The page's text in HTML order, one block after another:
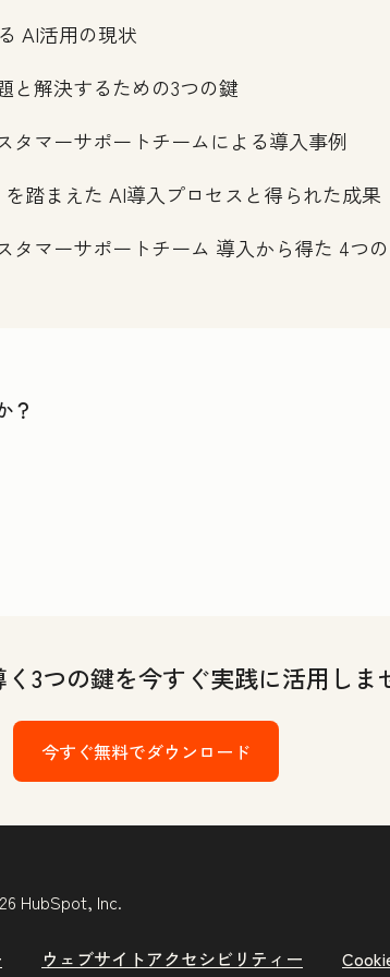
AI活用の現状
と解決するための3つの鍵
タマーサポートチームによる導入事例
を踏まえた AI導入プロセスと得られた成果
タマーサポートチーム 導入から得た 4つ
？
3つの鍵を今すぐ実践に活用しま
今すぐ無料でダウンロード
HubSpot, Inc.
ウェブサイトアクセシビリティー